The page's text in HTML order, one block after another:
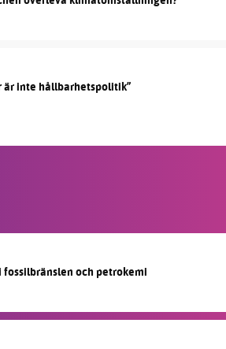
inte hållbarhetspolitik”
och petrokemi